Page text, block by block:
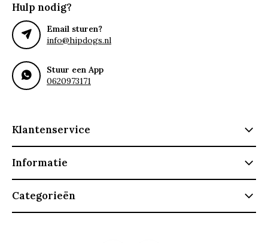
Hulp nodig?
Email sturen?
info@hipdogs.nl
Stuur een App
0620973171
Klantenservice
Informatie
Categorieën